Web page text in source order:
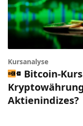
Kursanalyse
Bitcoin-
Aktienindizes?